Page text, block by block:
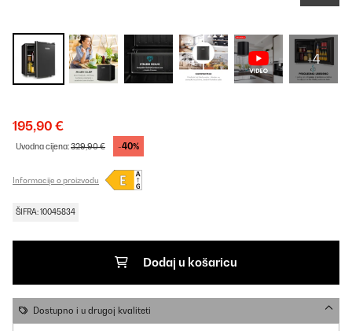
+4
195,90 €
Uvodna cijena:329,90 € -40%
Informacije o proizvodu
ŠIFRA: 10045834
Dodaj u košaricu
Dostupno i u drugoj kvaliteti